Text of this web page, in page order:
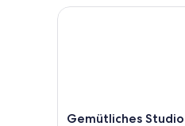
Die Ferienwohnung
der Wohnung steht
Gemütliches
Gemütliches
Gemütliches Studio-